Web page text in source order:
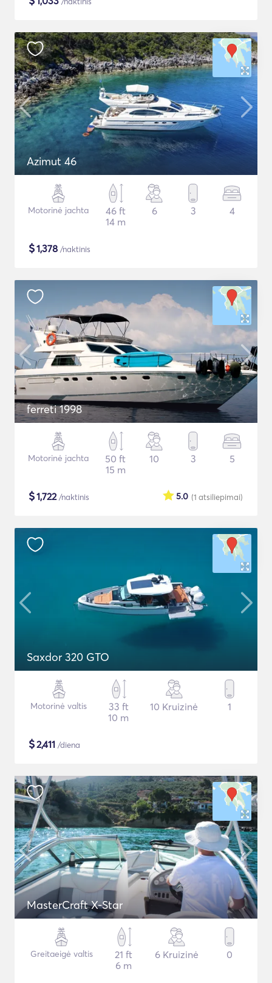
Azimut 46
Motorinė jachta
46 ft
14 m
6 3 4
$1,378 /naktinis
ferreti 1998
Motorinė jachta
50 ft
15 m
10 3 5
$1,722/naktinis (1 atsiliepimai)
5.0
Saxdor 320 GTO
Motorinė valtis
33 ft
10 m
10 Kruizinė 1
$2,411 /diena
MasterCraft X-Star
Greitaeigė valtis
21 ft
6 m
6 Kruizinė 0